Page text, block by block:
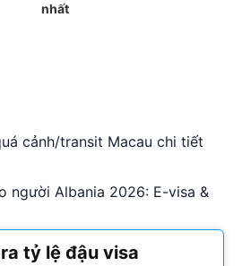
nhất
cảnh/transit Macau chi tiết
người Albania 2026: E-visa &
tỷ lệ đậu visa